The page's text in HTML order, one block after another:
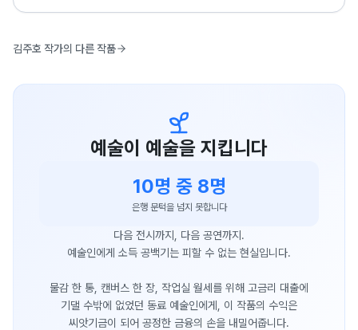
김주호 작가의 다른 작품
예술이 예술을 지킵니다
10명 중 8명
은행 문턱을 넘지 못합니다
다음 전시까지, 다음 공연까지.
예술인에게 소득 공백기는 피할 수 없는 현실입니다.
물감 한 통, 캔버스 한 장, 작업실 월세를 위해 고금리 대출에
기댈 수밖에 없었던 동료 예술인에게, 이 작품의 수익은
씨앗기금이 되어 공정한 금융의 손을 내밀어줍니다.